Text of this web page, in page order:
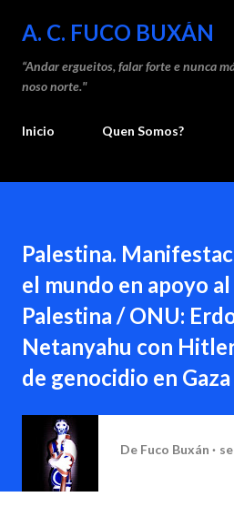
A. C. FUCO BUXÁN
“Andar ergueitos, falar forte e nunca
noso norte."
Inicio Quen Somos?
Palestina.
el mundo en apoyo
Palestina / ONU:
Netanyahu con
de genocidio en Gaza
De Fuco Buxán